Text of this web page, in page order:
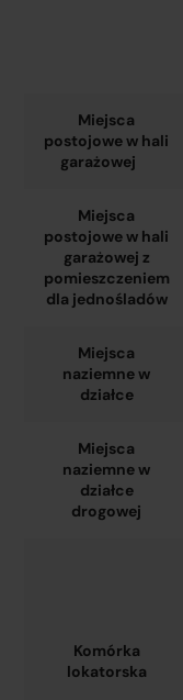
Miejsca
postojowe w hali
garażowej
Miejsca
postojowe w hali
garażowej z
pomieszczeniem
dla jednośladów
Miejsca
naziemne w
działce
Miejsca
naziemne w
działce
drogowej
Komórka
lokatorska